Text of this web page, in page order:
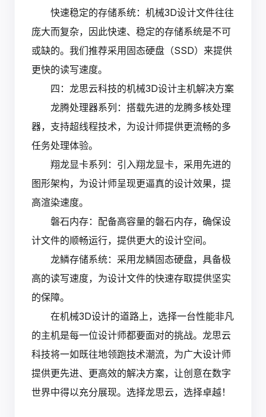
快速稳定的存储系统：机械3D设计文件往往
庞大而复杂，因此快速、稳定的存储系统是不可
或缺的。我们推荐采用固态硬盘（SSD）来提供
更快的读写速度。
四：龙思云科技的机械3D设计主机解决方案
龙腾处理器系列：搭载先进的龙腾多核处理
器，支持超线程技术，为设计师提供更流畅的多
任务处理体验。
翔龙显卡系列：引入翔龙显卡，采用先进的
图形架构，为设计师呈现更逼真的设计效果，提
高渲染速度。
磐石内存：配备高容量的磐石内存，确保设
计文件的顺畅运行，提供更大的设计空间。
龙鳞存储系统：采用龙鳞固态硬盘，具备极
高的读写速度，为设计文件的快速存取提供坚实
的保障。
在机械3D设计的道路上，选择一台性能非凡
的主机是每一位设计师都要面对的挑战。龙思云
科技将一如既往地领跑技术潮流，为广大设计师
提供更先进、更高效的解决方案，让创意在数字
世界中得以充分展现。选择龙思云，选择卓越！‍